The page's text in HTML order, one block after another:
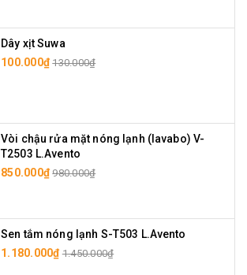
Dây xịt Suwa
100.000₫ 130.000₫
Vòi chậu rửa mặt nóng lạnh (lavabo) V-
T2503 L.Avento
850.000₫ 980.000₫
Sen tắm nóng lạnh S-T503 L.Avento
1.180.000₫ 1.450.000₫